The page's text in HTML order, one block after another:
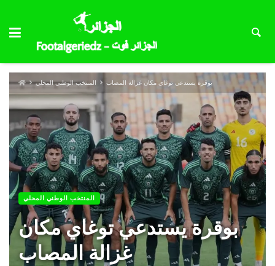
المنتخب الوطني المحلي بوقرة يستدعي توغاي مكان غزالة المصاب
المنتخب الوطني المحلي
بوقرة يستدعي توغاي مكان
غزالة المصاب